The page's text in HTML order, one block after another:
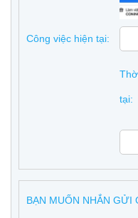
Công việc hiện tại:
tại:
BẠN MUỐN NHẮN GỬI